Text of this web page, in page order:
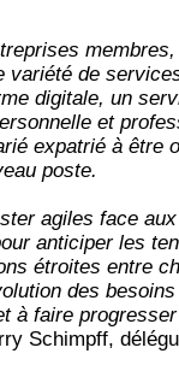
variété de
digitale, un
et
expatrié à être
poste.
agiles face
anticiper les
étroites entre
des
à faire
Schimpff,